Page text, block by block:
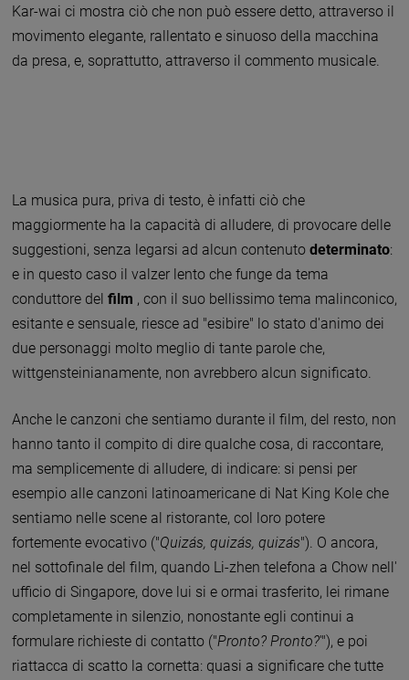
Kar-wai ci mostra ciò che non può essere detto, attraverso il
movimento elegante, rallentato e sinuoso della macchina
da presa, e, soprattutto, attraverso il commento musicale.
La musica pura, priva di testo, è infatti ciò che
maggiormente ha la capacità di alludere, di provocare delle
suggestioni, senza legarsi ad alcun contenuto determinato:
e in questo caso il valzer lento che funge da tema
conduttore del film , con il suo bellissimo tema malinconico,
esitante e sensuale, riesce ad "esibire" lo stato d'animo dei
due personaggi molto meglio di tante parole che,
wittgensteinianamente, non avrebbero alcun significato.
Anche le canzoni che sentiamo durante il film, del resto, non
hanno tanto il compito di dire qualche cosa, di raccontare,
ma semplicemente di alludere, di indicare: si pensi per
esempio alle canzoni latinoamericane di Nat King Kole che
sentiamo nelle scene al ristorante, col loro potere
fortemente evocativo ("Quizás, quizás, quizás"). O ancora,
nel sottofinale del film, quando Li-zhen telefona a Chow nell'
ufficio di Singapore, dove lui si e ormai trasferito, lei rimane
completamente in silenzio, nonostante egli continui a
formulare richieste di contatto ("Pronto? Pronto?'"), e poi
riattacca di scatto la cornetta: quasi a significare che tutte